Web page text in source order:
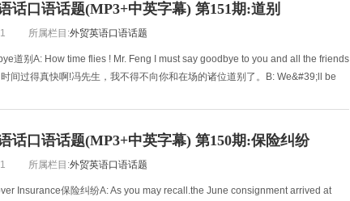
话口语话题(MP3+中英字幕) 第151期:道别
所属栏目:外贸英语口语话题
道别A: How time flies ! Mr. Feng I must say goodbye to you and all the friends
间过得真快啊!冯先生，我不得不向你和在场的诸位道别了。B: We&#39;ll be
话口语话题(MP3+中英字幕) 第150期:保险纠纷
所属栏目:外贸英语口语话题
Insurance保险纠纷A: As you may recall.the June consignment arrived at